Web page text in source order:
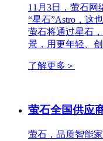
11月3日，萤石
“星石”Astro，这
萤石将通过星石
景，用更年轻、
了解更多 ＞
萤石全国供应
萤石，品质智能